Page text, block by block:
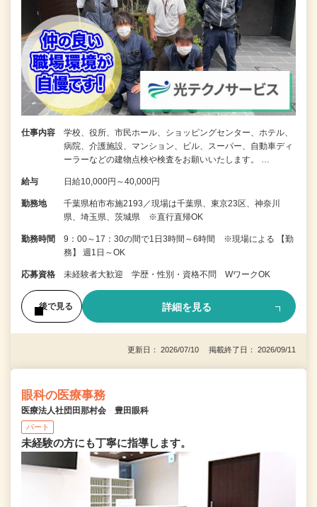
仕事内容
学校、役所、市民ホール、ショッピングセンター、ホテル、
病院、介護施設、マンション、ビル、スーパー、自動車ディ
ーラーなどの建物点検や検査をお願いいたします。 …
給与 日給10,000円～40,000円
勤務地
千葉県柏市布施2193／現場は千葉県、東京23区、神奈川
県、埼玉県、茨城県 ※直行直帰OK
勤務時間
9：00～17：30の間で1日3時間～6時間 ※現場による 【勤
務】 週1日～OK
応募資格 未経験者大歓迎 学歴・性別・資格不問 WワークOK
後で見る 詳細を見る
更新日： 2026/07/10 掲載終了日： 2026/09/11
眼科の医療事務
医療法人社団田那村会 豊田眼科
パート
未経験の方にも丁寧に指導します。